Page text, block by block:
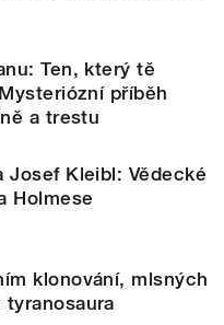
Ten, který tě
příběh
a trestu
Josef Kleibl: Vědecké
Holmese
klonování, mlsných